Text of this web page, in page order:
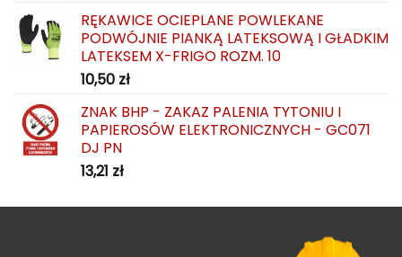
RĘKAWICE OCIEPLANE POWLEKANE
PODWÓJNIE PIANKĄ LATEKSOWĄ I GŁADKIM
LATEKSEM X-FRIGO ROZM. 10
10,50 zł
ZNAK BHP - ZAKAZ PALENIA TYTONIU I
PAPIEROSÓW ELEKTRONICZNYCH - GC071
DJ PN
13,21 zł